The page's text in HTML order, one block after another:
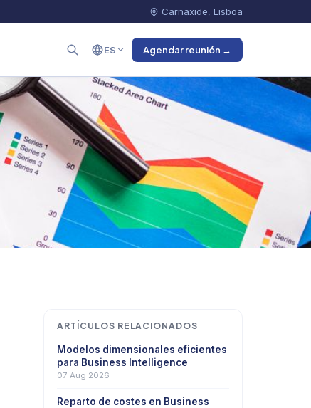
Carnaxide, Lisboa
ES Agendar reunión →
ARTÍCULOS RELACIONADOS
Modelos dimensionales eficientes
para Business Intelligence
07 Aug 2026
Reparto de costes en Business